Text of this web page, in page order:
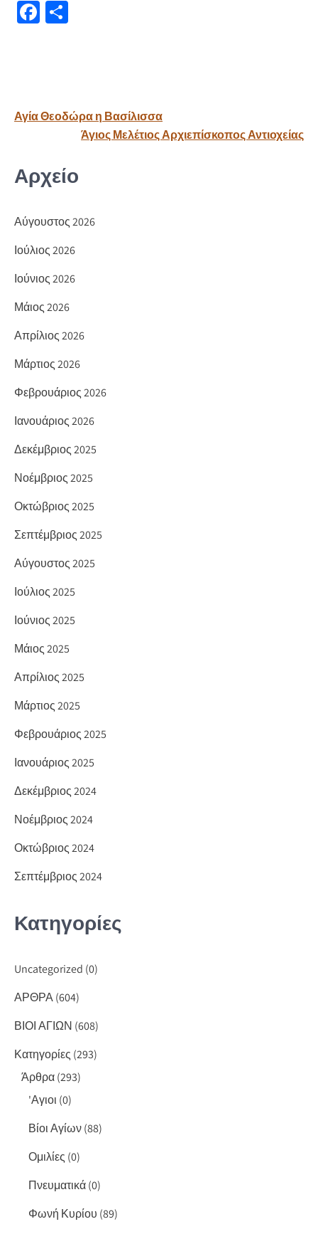
Fa
k
σ
τε
ίτ
ε
Πλοήγηση
άρθρων
Αγία Θεοδώρα η Βασίλισσα
Άγιος Μελέτιος Αρχιεπίσκοπος Αντιοχείας
Αρχείο
Αύγουστος 2026
Ιούλιος 2026
Ιούνιος 2026
Μάιος 2026
Απρίλιος 2026
Μάρτιος 2026
Φεβρουάριος 2026
Ιανουάριος 2026
Δεκέμβριος 2025
Νοέμβριος 2025
Οκτώβριος 2025
Σεπτέμβριος 2025
Αύγουστος 2025
Ιούλιος 2025
Ιούνιος 2025
Μάιος 2025
Απρίλιος 2025
Μάρτιος 2025
Φεβρουάριος 2025
Ιανουάριος 2025
Δεκέμβριος 2024
Νοέμβριος 2024
Οκτώβριος 2024
Σεπτέμβριος 2024
Κατηγορίες
Uncategorized (0)
ΑΡΘΡΑ(604)
ΒΙΟΙ ΑΓΙΩΝ (608)
Κατηγορίες (293)
Άρθρα(293)
'Αγιοι (0)
Βίοι Αγίων(88)
Ομιλίες (0)
Πνευματικά(0)
Φωνή Κυρίου (89)